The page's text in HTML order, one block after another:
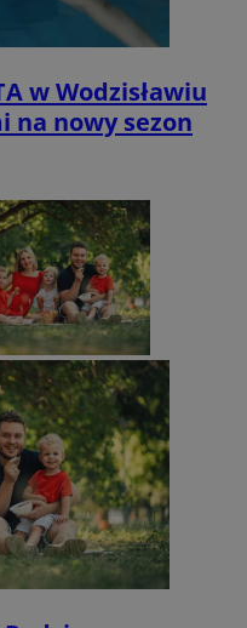
w Wodzisławiu
na nowy sezon